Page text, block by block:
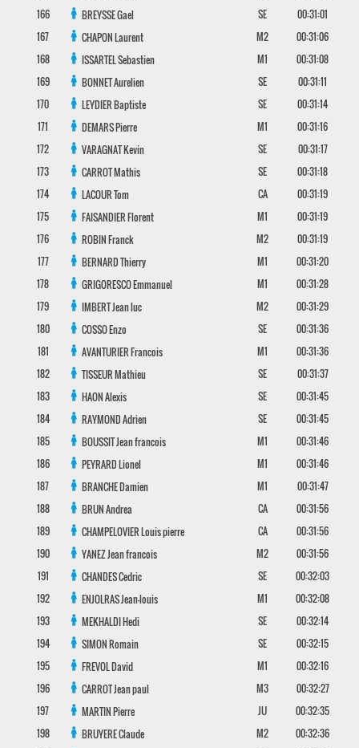
166
BREYSSEGael SE
00:31:01
167
CHAPONLaurent M2
00:31:06
168
ISSARTELSebastien M1
00:31:08
169
BONNETAurelien SE
00:31:11
170
LEYDIERBaptiste SE
00:31:14
171
DEMARSPierre M1
00:31:16
172
VARAGNATKevin SE
00:31:17
173
CARROTMathis SE
00:31:18
174
LACOURTom CA
00:31:19
175
FAISANDIERFlorent M1
00:31:19
176
ROBINFranck M2
00:31:19
177
BERNARDThierry M1
00:31:20
178
GRIGORESCOEmmanuel M1
00:31:28
179
IMBERTJean luc M2
00:31:29
180
COSSOEnzo SE
00:31:36
181
AVANTURIERFrancois M1
00:31:36
182
TISSEURMathieu SE
00:31:37
183
HAONAlexis SE
00:31:45
184
RAYMONDAdrien SE
00:31:45
185
BOUSSITJean francois M1
00:31:46
186
PEYRARDLionel M1
00:31:46
187
BRANCHEDamien M1
00:31:47
188
BRUNAndrea CA
00:31:56
189
CHAMPELOVIERLouis pierre CA
00:31:56
190
YANEZJean francois M2
00:31:56
191
CHANDESCedric SE
00:32:03
192
ENJOLRASJean-louis M1
00:32:08
193
MEKHALDIHedi SE
00:32:14
194
SIMONRomain SE
00:32:15
195
FREVOLDavid M1
00:32:16
196
CARROTJean paul M3
00:32:27
197
MARTINPierre JU
00:32:35
198
BRUYEREClaude M2
00:32:36